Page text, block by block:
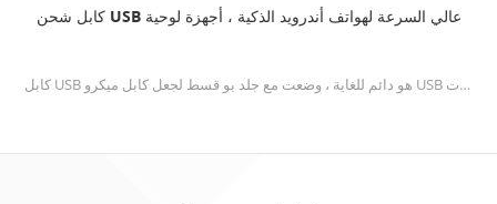
كابل شحن USB عالي السرعة لهواتف أندرويد الذكية ، أجهزة لوحية
كابل USB هو دائم للغاية ، وضعت مع جلد بو قسط لجعل كابل ميكرو USB أكثر مرونة ونعومة ، وأكثر دواما بكثير من كابلات USB العادية.